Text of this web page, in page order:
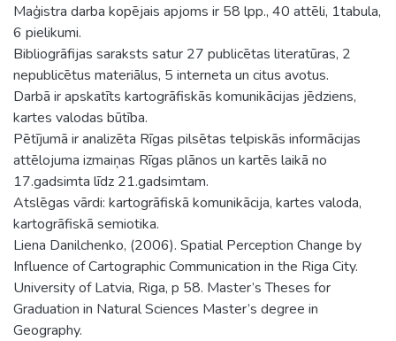
Maģistra darba kopējais apjoms ir 58 lpp., 40 attēli, 1tabula,
6 pielikumi.
Bibliogrāfijas saraksts satur 27 publicētas literatūras, 2
nepublicētus materiālus, 5 interneta un citus avotus.
Darbā ir apskatīts kartogrāfiskās komunikācijas jēdziens,
kartes valodas būtība.
Pētījumā ir analizēta Rīgas pilsētas telpiskās informācijas
attēlojuma izmaiņas Rīgas plānos un kartēs laikā no
17.gadsimta līdz 21.gadsimtam.
Atslēgas vārdi: kartogrāfiskā komunikācija, kartes valoda,
kartogrāfiskā semiotika.
Liena Danilchenko, (2006). Spatial Perception Change by
Influence of Cartographic Communication in the Riga City.
University of Latvia, Riga, p 58. Master’s Theses for
Graduation in Natural Sciences Master’s degree in
Geography.